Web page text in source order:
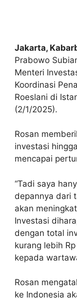
Jakarta,
Prabowo
Menteri
Koordinasi
Roeslani di
(2/1/2025).
Rosan
investasi
mencapai
“Tadi saya
depannya dari
akan
Investasi
dengan total
kurang lebih
kepada
Rosan
ke Indonesia